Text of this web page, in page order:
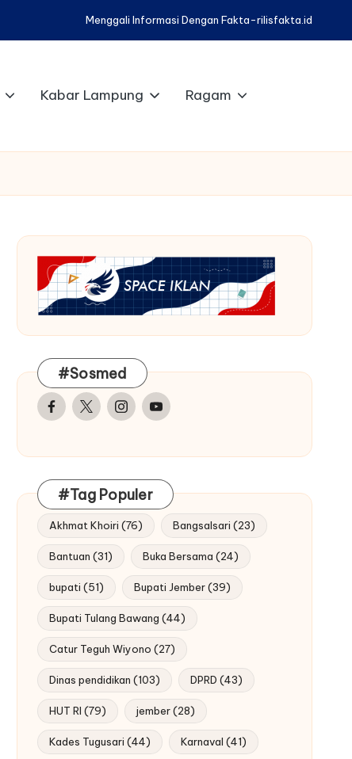
Menggali Informasi Dengan Fakta-rilisfakta.id
Kabar Lampung Ragam
#Sosmed
Facebook
TwitterInstagram
Youtube
#Tag Populer
Akhmat Khoiri (76) Bangsalsari (23)
Bantuan (31) Buka Bersama (24)
bupati (51) Bupati Jember(39)
Bupati Tulang Bawang (44)
Catur Teguh Wiyono (27)
Dinas pendidikan (103) DPRD (43)
HUT RI (79) jember(28)
Kades Tugusari (44) Karnaval (41)